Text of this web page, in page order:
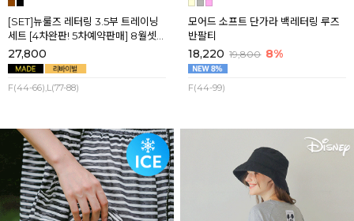
[SET]뉴룰즈 레터링 3.5부 트레이닝
세트 [4차완판! 5차예약판매] 8월셋
째주 순차배송
27,800
F(44-66),L(77-88)
모어드 소프트 단가라 백레터링 루즈
반팔티
18,220 19,800 8%
F(44-99)